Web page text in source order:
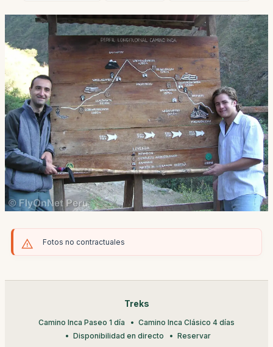
Fotos no contractuales
Treks
Camino Inca Paseo 1 día
Camino Inca Clásico 4 días
Disponibilidad en directo
Reservar